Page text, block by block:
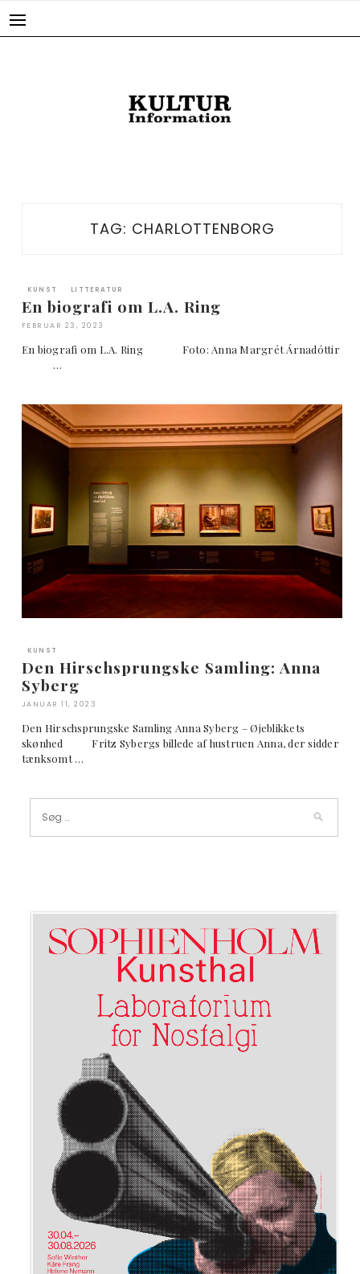
TAG: CHARLOTTENBORG
KUNST LITTERATUR
En biografi om L.A. Ring
FEBRUAR 23, 2023
En biografi om L.A. Ring Foto: Anna Margrét Árnadóttir
…
KUNST
Den Hirschsprungske Samling: Anna
Syberg
JANUAR 11, 2023
Den Hirschsprungske Samling Anna Syberg – Øjeblikkets
skønhed Fritz Sybergs billede af hustruen Anna, der sidder
tænksomt …